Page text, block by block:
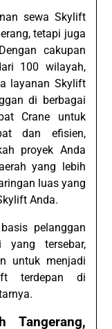
sewa Skylift
tetapi juga
cakupan
100 wilayah,
layanan Skylift
di berbagai
Crane untuk
dan efisien,
proyek Anda
yang lebih
luas yang
Anda.
pelanggan
tersebar,
untuk menjadi
terdepan di
Tangerang,